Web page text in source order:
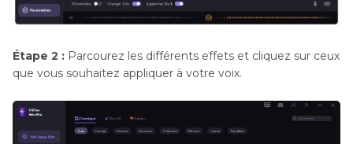
Étape 2 : Parcourez les différents effets et cliquez sur ceux
que vous souhaitez appliquer à votre voix.